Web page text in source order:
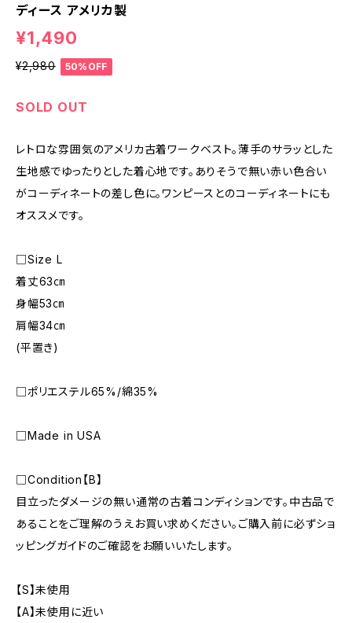
ディース アメリカ製
¥1,490
¥2,980 50%OFF
SOLD OUT
レトロな雰囲気のアメリカ古着ワークベスト。薄手のサラッとした
生地感でゆったりとした着心地です。ありそうで無い赤い色合い
がコーディネートの差し色に。ワンピースとのコーディネートにも
オススメです。
□Size L
着丈63㎝
身幅53㎝
肩幅34㎝
(平置き)
□ポリエステル65%/綿35%
□Made in USA
□Condition【B】
目立ったダメージの無い通常の古着コンディションです。中古品で
あることをご理解のうえお買い求めください。ご購入前に必ずショ
ッピングガイドのご確認をお願いいたします。
【S】未使用
【A】未使用に近い